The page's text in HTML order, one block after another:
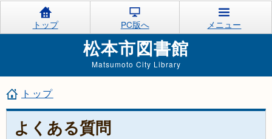
トップ PC版へ メニュー
松本市図書館
Matsumoto City Library
トップ
よくある質問